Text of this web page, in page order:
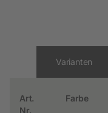
Varianten
Art.
Nr.
Farbe